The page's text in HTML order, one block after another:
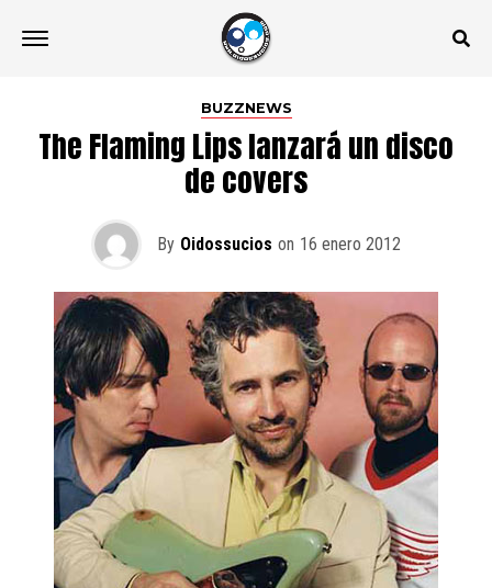
BUZZNEWS
The Flaming Lips lanzará un disco
de covers
By Oidossucios on 16 enero 2012